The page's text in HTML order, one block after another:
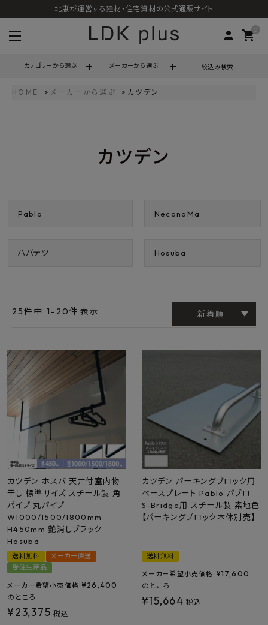
北恵が運営する建材・住宅資材の公式通販サイト
person 0
shopping_cart
カテゴリーから選ぶ メーカーから選ぶ 絞込み検索
ようこそ ゲスト 様
meeting_room
FAX注文はこちらから
カテゴリーから選ぶ
メーカーから選ぶ
ご利用ガイド
よくあるご質問
お問い合わせ
メルマガ登録
特定商取引法について
プライバシーポリシー
HOME メーカーから選ぶ カツデン
カツデン
Pablo NeconoMa
ハバテツ Hosuba
新着順
25件中 1 - 20件表示
カツデン ホスバ 天井付室内物
干し 標準サイズ スチール製 角
パイプ 丸パイプ
W1000/1500/1800mm
H450mm 艶消しブラック
Hosuba
送料無料
メーカー直送
受注生産品
メーカー希望小売価格 ¥ 26,400
のところ
¥23,375 税込
カツデン パーキングブロック用
ベースプレート Pablo パブロ
S-Bridge用 スチール製 素地色
【パーキングブロック本体別売】
送料無料
メーカー希望小売価格 ¥17,600
のところ
¥15,664 税込